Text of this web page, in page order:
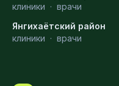
клиники · врачи
Янгихаётский район
клиники · врачи